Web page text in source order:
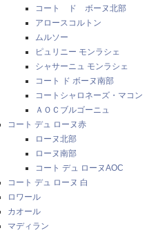
コート ド ボーヌ北部
アロースコルトン
ムルソー
ピュリニー モンラシェ
シャサーニュ モンラシェ
コート ド ボーヌ南部
コートシャロネーズ・マコン
ＡＯＣブルゴーニュ
コート デュ ローヌ赤
ローヌ北部
ローヌ南部
コート デュ ローヌAOC
コート デュ ローヌ 白
ロワール
カオール
マディラン